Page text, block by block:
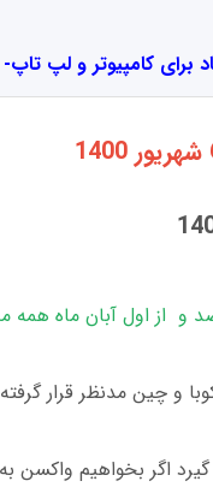
کامپیوتر و لپ تاپ- مهر
مهر ماه 30 تا 40 درصد و از اول
واکسن برای دانش آموزان از 2 کشور کوبا و
اگر بخواهیم واکسن